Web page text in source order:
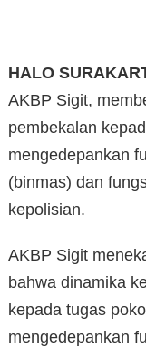
HALO
AKBP Sigit,
pembekalan
mengedepankan
(binmas) dan
kepolisian.
AKBP Sigit
bahwa dinamika
kepada tugas
mengedepankan